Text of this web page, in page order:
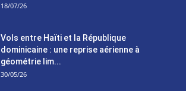
18/07/26
Vols entre Haïti et la République
dominicaine : une reprise aérienne à
géométrie lim...
30/05/26